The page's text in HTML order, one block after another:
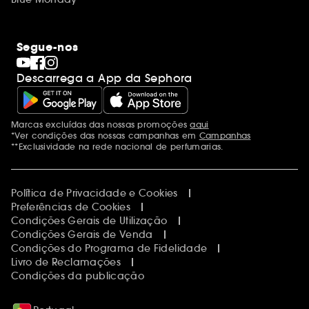
Segue-nos
Descarrega a App da Sephora
Menções adicionais
Marcas excluídas das nossas promoçõesaqui
*Ver condições das nossas campanhas em Campanhas
**Exclusividade na rede nacional de perfumarias.
Política de Privacidade e Cookies
Preferências de Cookies
Condições Gerais de Utilização
Condições Gerais de Venda
Condições do Programa de Fidelidade
Livro de Reclamações
Condições da publicação